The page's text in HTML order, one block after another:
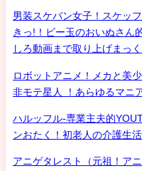
男装スケバン女子！スケッ
きっ!！ビー玉のおいぬさ
しろ動画まで取り上げまっ
ロボットアニメ！メカと美
非モテ星人 ！あらゆるマニ
ハルッフル-専業主夫的
ンおたく！初老人の介護生
アニゲタレスト（元祖！ア